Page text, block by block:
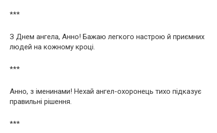
***
З Днем ангела, Анно! Бажаю легкого настрою й приємних
людей на кожному кроці.
***
Анно, з іменинами! Нехай ангел-охоронець тихо підказує
правильні рішення.
***